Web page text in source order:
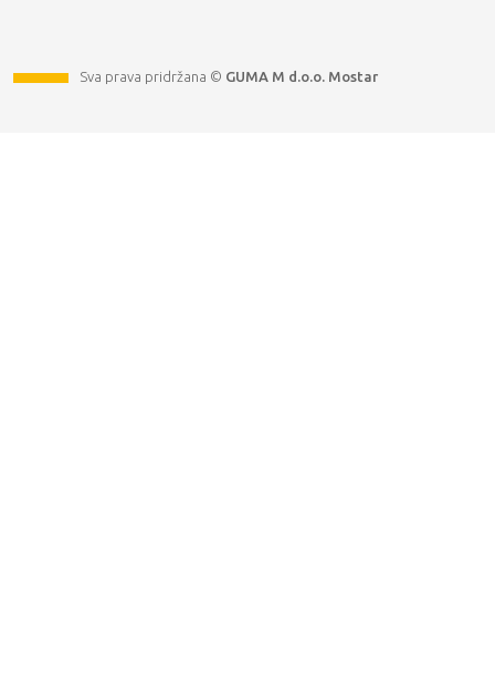
Sva prava pridržana © GUMA M d.o.o. Mostar